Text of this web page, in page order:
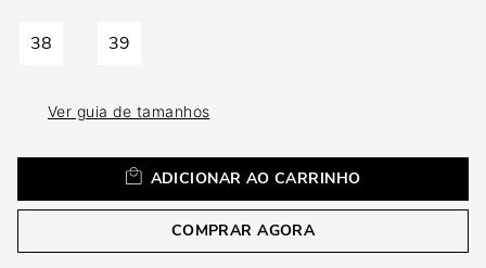
38 39
Ver guia de tamanhos
ADICIONAR AO CARRINHO
COMPRAR AGORA